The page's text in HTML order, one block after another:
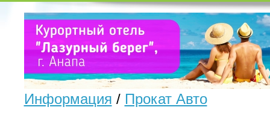
Информация / Прокат Авто